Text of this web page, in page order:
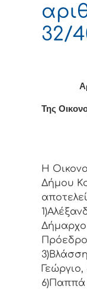
32/
Της
Η
Δήμoυ
Δήμαρχo
6)Παππά